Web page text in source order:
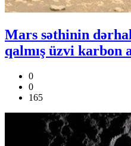
Mars səthinin
qalmış üzvi karbon
0
0
165